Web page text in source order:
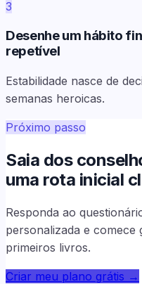
3
Desenhe um hábito
repetível
Estabilidade nasce de
semanas heroicas.
Próximo passo
Saia dos
uma rota inicial
Responda ao
personalizada e comece
primeiros livros.
Criar meu plano grátis →